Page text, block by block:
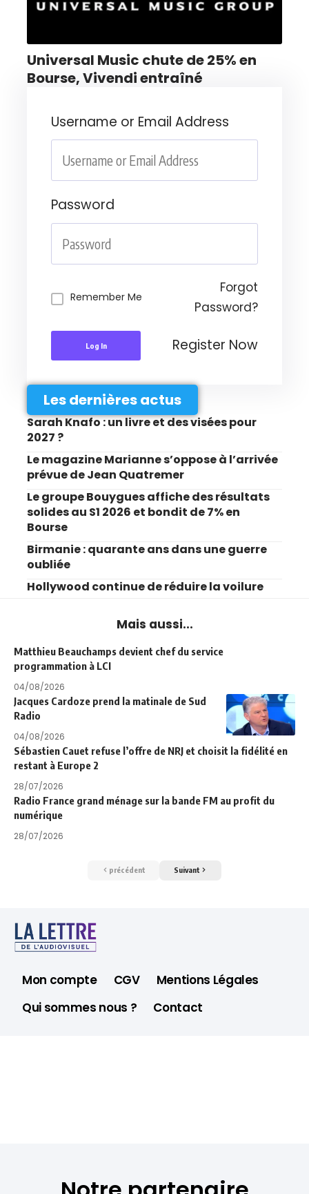
Universal Music chute de 25% en
Bourse, Vivendi entraîné
Username or Email Address
Password
Remember Me
Forgot
Password?
Log In Register Now
Les dernières actus
Sarah Knafo : un livre et des visées pour
2027 ?
Le magazine Marianne s’oppose à l’arrivée
prévue de Jean Quatremer
Le groupe Bouygues affiche des résultats
solides au S1 2026 et bondit de 7% en
Bourse
Birmanie : quarante ans dans une guerre
oubliée
Hollywood continue de réduire la voilure
Mais aussi...
Matthieu Beauchamps devient chef du service
programmation à LCI
04/08/2026
Jacques Cardoze prend la matinale de Sud
Radio
04/08/2026
Sébastien Cauet refuse l’offre de NRJ et choisit la fidélité en
restant à Europe 2
28/07/2026
Radio France grand ménage sur la bande FM au profit du
numérique
28/07/2026
précédent Suivant
Mon compte CGV
Mentions Légales
Qui sommes nous ?
Contact